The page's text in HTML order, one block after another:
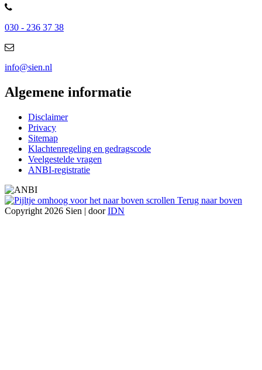
030 - 236 37 38
info@sien.nl
Algemene informatie
Disclaimer
Privacy
Sitemap
Klachtenregeling en gedragscode
Veelgestelde vragen
ANBI-registratie
Terug naar boven
Copyright 2026 Sien | doorIDN